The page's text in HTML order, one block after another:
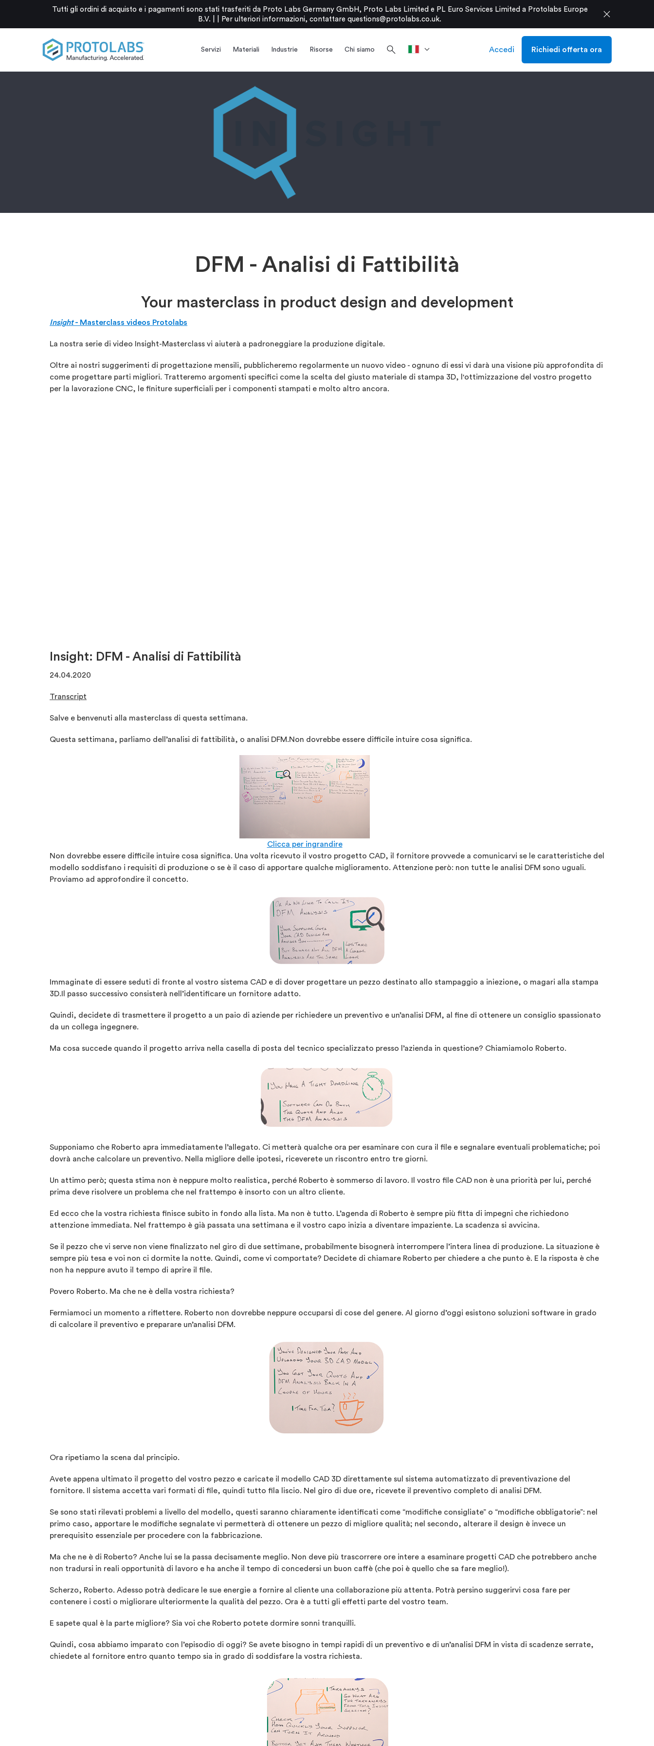
Tutti gli ordini di acquisto e i pagamenti sono stati trasferiti da Proto Labs Germany GmbH, Proto Labs Limited e PL Euro Services Limited a Protolabs Europe
B.V. |
Per ulteriori informazioni, contattare questions@protolabs.co.uk. close
Servizi Materiali Industrie Risorse Chi siamo search Accedi Richiedi offerta ora
DFM - Analisi di Fattibilità
Your masterclass in product design and development
Insight- Masterclass videos Protolabs
La nostra serie di video Insight-Masterclass vi aiuterà a padroneggiare la produzione digitale.
Oltre ai nostri suggerimenti di progettazione mensili, pubblicheremo regolarmente un nuovo video - ognuno di essi vi darà una visione più approfondita di
come progettare parti migliori. Tratteremo argomenti specifici come la scelta del giusto materiale di stampa 3D, l'ottimizzazione del vostro progetto
per la lavorazione CNC, le finiture superficiali per i componenti stampati e molto altro ancora.
Insight: DFM - Analisi di Fattibilità
24.04.2020
Transcript
Salve e benvenuti alla masterclass di questa settimana.
Questa settimana, parliamo dell’analisi di fattibilità, o analisi DFM.Non dovrebbe essere difficile intuire cosa significa.
Clicca per ingrandire
Non dovrebbe essere difficile intuire cosa significa. Una volta ricevuto il vostro progetto CAD, il fornitore provvede a comunicarvi se le caratteristiche del
modello soddisfano i requisiti di produzione o se è il caso di apportare qualche miglioramento. Attenzione però: non tutte le analisi DFM sono uguali.
Proviamo ad approfondire il concetto.
Immaginate di essere seduti di fronte al vostro sistema CAD e di dover progettare un pezzo destinato allo stampaggio a iniezione, o magari alla stampa
3D.Il passo successivo consisterà nell’identificare un fornitore adatto.
Quindi, decidete di trasmettere il progetto a un paio di aziende per richiedere un preventivo e un’analisi DFM, al fine di ottenere un consiglio spassionato
da un collega ingegnere.
Ma cosa succede quando il progetto arriva nella casella di posta del tecnico specializzato presso l’azienda in questione? Chiamiamolo Roberto.
Supponiamo che Roberto apra immediatamente l’allegato. Ci metterà qualche ora per esaminare con cura il file e segnalare eventuali problematiche; poi
dovrà anche calcolare un preventivo. Nella migliore delle ipotesi, riceverete un riscontro entro tre giorni.
Un attimo però; questa stima non è neppure molto realistica, perché Roberto è sommerso di lavoro. Il vostro file CAD non è una priorità per lui, perché
prima deve risolvere un problema che nel frattempo è insorto con un altro cliente.
Ed ecco che la vostra richiesta finisce subito in fondo alla lista. Ma non è tutto. L’agenda di Roberto è sempre più fitta di impegni che richiedono
attenzione immediata. Nel frattempo è già passata una settimana e il vostro capo inizia a diventare impaziente. La scadenza si avvicina.
Se il pezzo che vi serve non viene finalizzato nel giro di due settimane, probabilmente bisognerà interrompere l’intera linea di produzione. La situazione è
sempre più tesa e voi non ci dormite la notte. Quindi, come vi comportate? Decidete di chiamare Roberto per chiedere a che punto è. E la risposta è che
non ha neppure avuto il tempo di aprire il file.
Povero Roberto. Ma che ne è della vostra richiesta?
Fermiamoci un momento a riflettere. Roberto non dovrebbe neppure occuparsi di cose del genere. Al giorno d’oggi esistono soluzioni software in grado
di calcolare il preventivo e preparare un’analisi DFM.
Ora ripetiamo la scena dal principio.
Avete appena ultimato il progetto del vostro pezzo e caricate il modello CAD 3D direttamente sul sistema automatizzato di preventivazione del
fornitore. Il sistema accetta vari formati di file, quindi tutto fila liscio. Nel giro di due ore, ricevete il preventivo completo di analisi DFM.
Se sono stati rilevati problemi a livello del modello, questi saranno chiaramente identificati come “modifiche consigliate” o “modifiche obbligatorie”: nel
primo caso, apportare le modifiche segnalate vi permetterà di ottenere un pezzo di migliore qualità; nel secondo, alterare il design è invece un
prerequisito essenziale per procedere con la fabbricazione.
Ma che ne è di Roberto? Anche lui se la passa decisamente meglio. Non deve più trascorrere ore intere a esaminare progetti CAD che potrebbero anche
non tradursi in reali opportunità di lavoro e ha anche il tempo di concedersi un buon caffè (che poi è quello che sa fare meglio!).
Scherzo, Roberto. Adesso potrà dedicare le sue energie a fornire al cliente una collaborazione più attenta. Potrà persino suggerirvi cosa fare per
contenere i costi o migliorare ulteriormente la qualità del pezzo. Ora è a tutti gli effetti parte del vostro team.
E sapete qual è la parte migliore? Sia voi che Roberto potete dormire sonni tranquilli.
Quindi, cosa abbiamo imparato con l’episodio di oggi? Se avete bisogno in tempi rapidi di un preventivo e di un’analisi DFM in vista di scadenze serrate,
chiedete al fornitore entro quanto tempo sia in grado di soddisfare la vostra richiesta.